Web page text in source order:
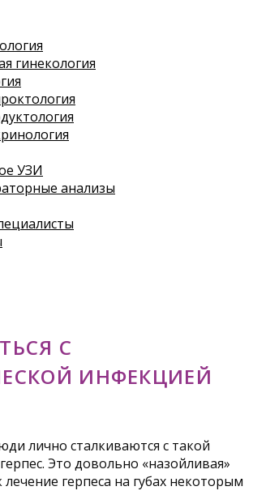
гинекология
УЗИ
анализы
С
ИНФЕКЦИЕЙ
лично сталкиваются с такой
Это довольно «назойливая»
лечение герпеса на губах некоторым